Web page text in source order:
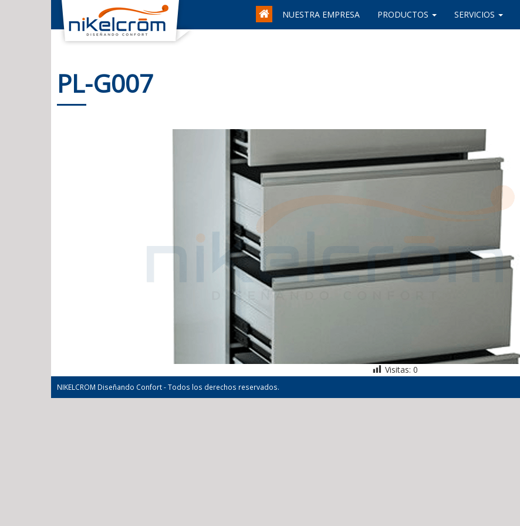
NUESTRA EMPRESA PRODUCTOS SERVICIOS
PL-G007
Visitas: 0
NIKELCROM Diseñando Confort - Todos los derechos reservados.